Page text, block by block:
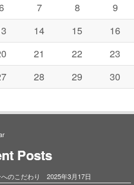
7 8
9
14 15
16
21 22
23
28 29
30
Posts
のこだわり 2025年3月17日